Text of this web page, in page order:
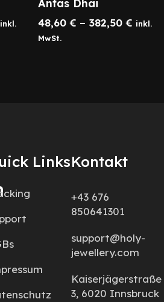
inkl.
Anfas Dhai
48,60 € – 382,50 € inkl.
MwSt.
LinksKontakt
+43 676
850641301
support@holy-
jewellery.com
Kaiserjägerstraße
3, 6020 Innsbruck